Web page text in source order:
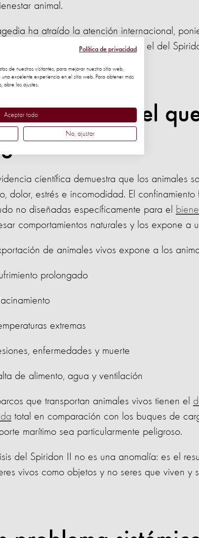
animal.
ha atraído la atención internacional,
que permiten desastres como el del
comercio cruel
científica demuestra que los animales
dolor, estrés e incomodidad. El
no diseñadas específicamente para el
comportamientos naturales y los expone a
de animales vivos expone a los
prolongado
extremas
enfermedades y muerte
de alimento, agua y ventilación
que transportan animales vivos tienen el
total en comparación con los buques de
marítimo sea particularmente peligroso.
del Spiridon II no es una anomalía: es el
vivos como objetos y no seres que viven y
Política de privacidad
de nuestros visitantes, para mejorar nuestro sitio web,
excelente experiencia en el sitio web. Para obtener más
abre los ajustes.
Aceptar todo
No, ajustar